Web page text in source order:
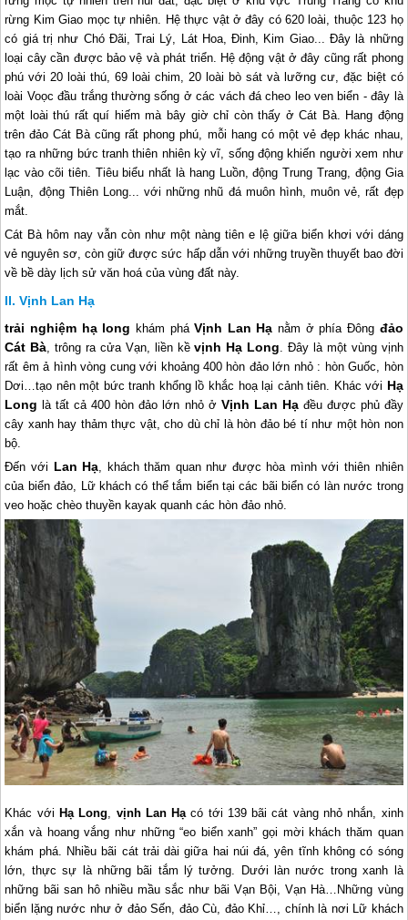
rừng Kim Giao mọc tự nhiên. Hệ thực vật ở đây có 620 loài, thuộc 123 họ
có giá trị như Chó Ðãi, Trai Lý, Lát Hoa, Ðinh, Kim Giao... Ðây là những
loại cây cần được bảo vệ và phát triển. Hệ động vật ở đây cũng rất phong
phú với 20 loài thú, 69 loài chim, 20 loài bò sát và lưỡng cư, đặc biệt có
loài Voọc đầu trắng thường sống ở các vách đá cheo leo ven biển - đây là
một loài thú rất quí hiếm mà bây giờ chỉ còn thấy ở Cát Bà. Hang động
trên đảo Cát Bà cũng rất phong phú, mỗi hang có một vẻ đẹp khác nhau,
tạo ra những bức tranh thiên nhiên kỳ vĩ, sống động khiến người xem như
lạc vào cõi tiên. Tiêu biểu nhất là hang Luồn, động Trung Trang, động Gia
Luận, động Thiên Long... với những nhũ đá muôn hình, muôn vẻ, rất đẹp
mắt.
Cát Bà hôm nay vẫn còn như một nàng tiên e lệ giữa biển khơi với dáng
vẻ nguyên sơ, còn giữ được sức hấp dẫn với những truyền thuyết bao đời
về bề dày lịch sử văn hoá của vùng đất này.
Vịnh Lan Hạ
trải nghiệm hạ long khám pháVịnh Lan Hạ nằm ở phía Đông đảo
Cát Bà, trông ra cửa Vạn, liền kềvịnh Hạ Long. Đây là một vùng vịnh
rất êm ả hình vòng cung với khoảng 400 hòn đảo lớn nhỏ : hòn Guốc, hòn
Dơi…tạo nên một bức tranh khổng lồ khắc hoạ lại cảnh tiên. Khác với Hạ
Long là tất cả 400 hòn đảo lớn nhỏ ở Vịnh Lan Hạđều được phủ đầy
cây xanh hay thảm thực vật, cho dù chỉ là hòn đảo bé tí như một hòn non
bộ.
Đến với Lan Hạ, khách thăm quan như được hòa mình với thiên nhiên
của biển đảo, Lữ khách có thể tắm biển tại các bãi biển có làn nước trong
veo hoặc chèo thuyền kayak quanh các hòn đảo nhỏ.
Khác với Hạ Long, vịnh Lan Hạcó tới 139 bãi cát vàng nhỏ nhắn, xinh
xắn và hoang vắng như những “eo biển xanh” gọi mời khách thăm quan
khám phá. Nhiều bãi cát trải dài giữa hai núi đá, yên tĩnh không có sóng
lớn, thực sự là những bãi tắm lý tưởng. Dưới làn nước trong xanh là
những bãi san hô nhiều mầu sắc như bãi Vạn Bội, Vạn Hà…Những vùng
biển lặng nước như ở đảo Sến, đảo Cù, đảo Khỉ…, chính là nơi Lữ khách